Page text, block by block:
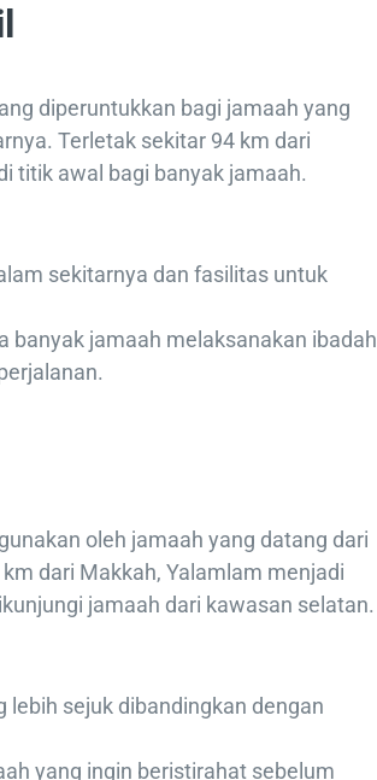
diperuntukkan bagi jamaah yang
Terletak sekitar 94 km dari
titik awal bagi banyak jamaah.
sekitarnya dan fasilitas untuk
banyak jamaah melaksanakan ibadah
oleh jamaah yang datang dari
dari Makkah, Yalamlam menjadi
jamaah dari kawasan selatan.
lebih sejuk dibandingkan dengan
yang ingin beristirahat sebelum